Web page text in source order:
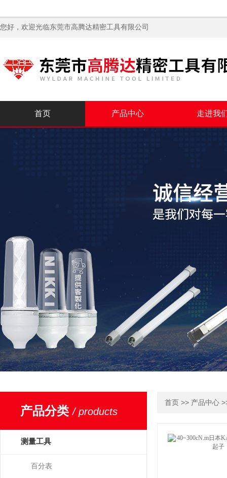
您好，欢迎光临东莞市高腾达精密工具有限公司
首页 产品中心 走进我
产品分类/ products
测量工具
百分表
首页 >> 产品中心